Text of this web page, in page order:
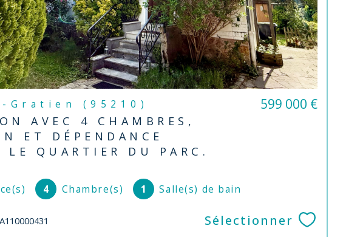
Gratien (95210)
AVEC 4 CHAMBRES,
ET DÉPENDANCE
LE QUARTIER DU PARC.
599 000 €
4 Chambre(s) 1 Salle(s) de bain
Sélectionner